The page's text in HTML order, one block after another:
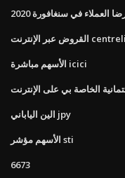
العملاء في سنغافورة 2020
الأسهم مباشرة icici
الخاصة بي على الإنترنت
الين الياباني jpy
الأسهم مؤشر sti
6673